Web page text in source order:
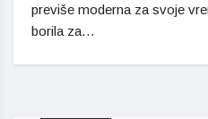
previše moderna za svoje
borila za…